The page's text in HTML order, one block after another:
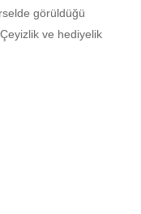
görüldüğü
ve hediyelik